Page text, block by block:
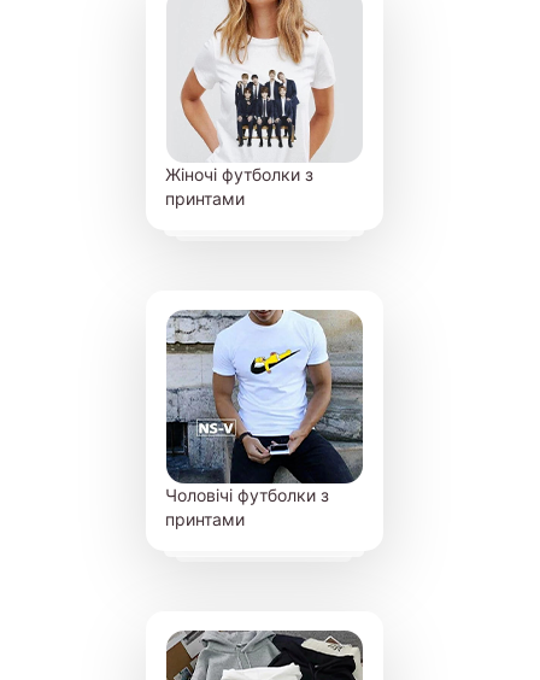
Жіночі футболки з
принтами
Чоловічі футболки з
принтами